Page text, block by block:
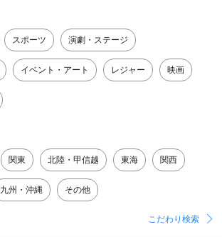
スポーツ 演劇・ステージ
イベント・アート レジャー 映画
関東 北陸・甲信越 東海 関西
九州・沖縄 その他
こだわり検索